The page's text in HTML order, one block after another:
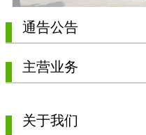
通告公告
主营业务
关于我们